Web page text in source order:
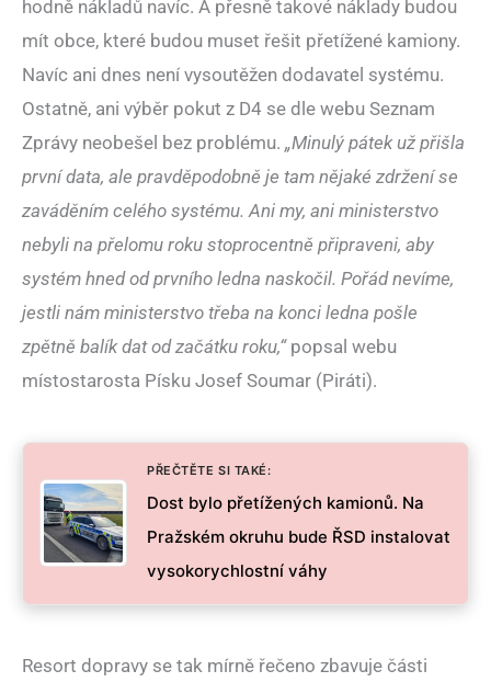
hodně nákladů navíc. A přesně takové náklady budou
mít obce, které budou muset řešit přetížené kamiony.
Navíc ani dnes není vysoutěžen dodavatel systému.
Ostatně, ani výběr pokut z D4 se dle webu Seznam
Zprávy neobešel bez problému. „Minulý pátek už přišla
první data, ale pravděpodobně je tam nějaké zdržení se
zaváděním celého systému. Ani my, ani ministerstvo
nebyli na přelomu roku stoprocentně připraveni, aby
systém hned od prvního ledna naskočil. Pořád nevíme,
jestli nám ministerstvo třeba na konci ledna pošle
zpětně balík dat od začátku roku,“popsal webu
místostarosta Písku Josef Soumar (Piráti).
PŘEČTĚTE SI TAKÉ:
Dost bylo přetížených kamionů. Na
Pražském okruhu bude ŘSD instalovat
vysokorychlostní váhy
Resort dopravy se tak mírně řečeno zbavuje části